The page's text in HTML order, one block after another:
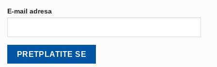
E-mail adresa